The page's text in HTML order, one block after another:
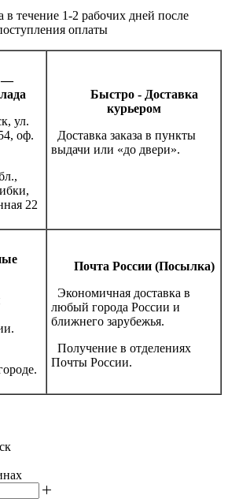
в течение 1-2 рабочих дней после
оплаты
—
ул.
оф.
22
Быстро - Доставка
курьером
Доставка заказа в пункты
выдачи или «до двери».
Почта России (Посылка)
Экономичная доставка в
любый города России и
ближнего зарубежья.
Получение в отделениях
Почты России.